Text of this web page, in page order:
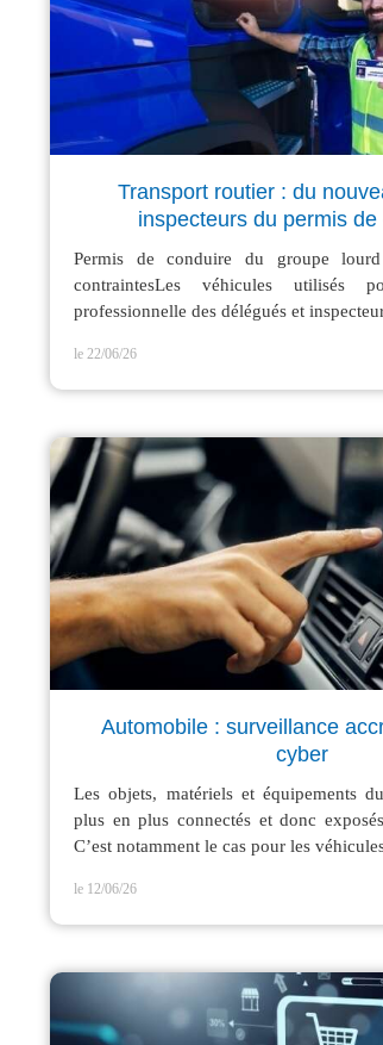
Transport routier : du
inspecteurs du permis
Permis de conduire du groupe
contraintesLes véhicules utilisés
professionnelle des délégués et
le 22/06/26
Automobile : surveillance
cyber
Les objets, matériels et équipements
plus en plus connectés et donc
C’est notamment le cas pour les
le 12/06/26